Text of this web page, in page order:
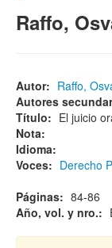
Raffo,
Autor: Raffo,
Autores
Título: El juicio
Nota:
Idioma:
Voces: Derecho
Páginas: 84-86
Año, vol. y nro.: